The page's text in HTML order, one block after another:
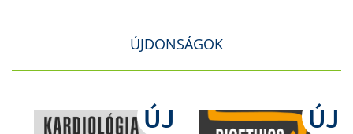
ÚJDONSÁGOK
ÚJ ÚJ